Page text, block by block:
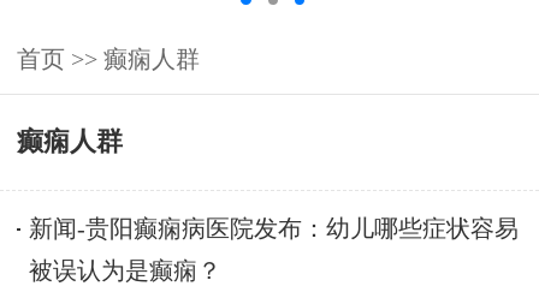
首页 >> 癫痫人群
癫痫人群
新闻-贵阳癫痫病医院发布：幼儿哪些症状容易
被误认为是癫痫？